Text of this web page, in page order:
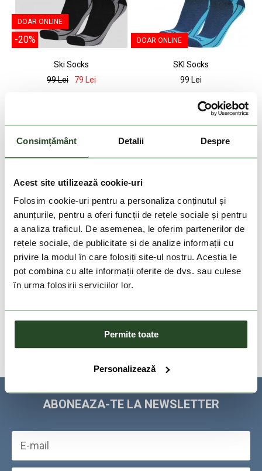
Consimțământ Detalii Despre
Acest site utilizează cookie-uri
Folosim cookie-uri pentru a personaliza conținutul și
anunțurile, pentru a oferi funcții de rețele sociale și pentru
a analiza traficul. De asemenea, le oferim partenerilor de
rețele sociale, de publicitate și de analize informații cu
privire la modul în care folosiți site-ul nostru. Aceștia le
pot combina cu alte informații oferite de dvs. sau culese
în urma folosirii serviciilor lor.
Permite toate
Personalizează
DOAR ONLINE
-20%
Ski Socks
99 Lei
79 Lei
DOAR ONLINE
SKI Socks
99 Lei
43-46
DOAR ONLINE
ABONEAZA-TE LA NEWSLETTER